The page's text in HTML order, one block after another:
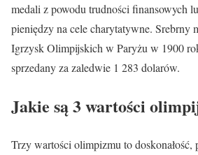
medali z powodu trudności finansowych
pieniędzy na cele charytatywne. Srebrny
Igrzysk Olimpijskich w Paryżu w 1900
sprzedany za zaledwie 1 283 dolarów.
Jakie są 3 wartości
Trzy wartości olimpizmu to doskonałość,